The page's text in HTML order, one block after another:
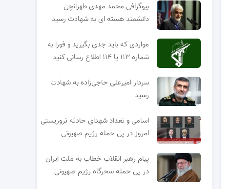
بیوگرافی محمد مهدی طهرانچی
دانشمند هسته ای به شهادت رسید
مواردی که باید جدی بگیرید و فورا به
شماره ۱۱۳ یا ۱۱۴ اطلاع رسانی کنید
سردار امیرعلی حاجی‌زاده به شهادت
رسید
اسامی و تعداد شهدای حادثه تروریستی
امروز در پی حمله رژیم صهیونی
پیام رهبر انقلاب خطاب به ملت ایران
در پی حمله سحرگاه رژیم صهیونی